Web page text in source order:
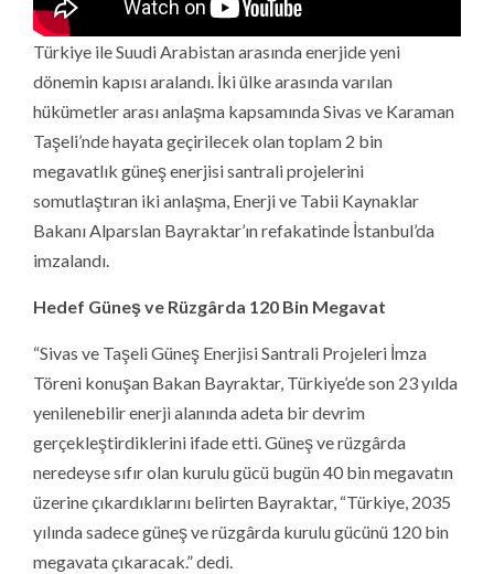
Türkiye ile Suudi Arabistan arasında enerjide yeni
dönemin kapısı aralandı. İki ülke arasında varılan
hükümetler arası anlaşma kapsamında Sivas ve Karaman
Taşeli’nde hayata geçirilecek olan toplam 2 bin
megavatlık güneş enerjisi santrali projelerini
somutlaştıran iki anlaşma, Enerji ve Tabii Kaynaklar
Bakanı Alparslan Bayraktar’ın refakatinde İstanbul’da
imzalandı.
Hedef Güneş ve Rüzgârda 120 Bin Megavat
“Sivas ve Taşeli Güneş Enerjisi Santrali Projeleri İmza
Töreni konuşan Bakan Bayraktar, Türkiye’de son 23 yılda
yenilenebilir enerji alanında adeta bir devrim
gerçekleştirdiklerini ifade etti. Güneş ve rüzgârda
neredeyse sıfır olan kurulu gücü bugün 40 bin megavatın
üzerine çıkardıklarını belirten Bayraktar, “Türkiye, 2035
yılında sadece güneş ve rüzgârda kurulu gücünü 120 bin
megavata çıkaracak.” dedi.